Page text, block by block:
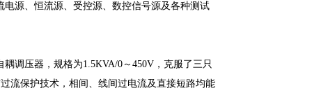
源、恒流源、受控源、数控信号源及各种测试
调压器，规格为1.5KVA/0～450V，克服了三只
流保护技术，相间、线间过电流及直接短路均能